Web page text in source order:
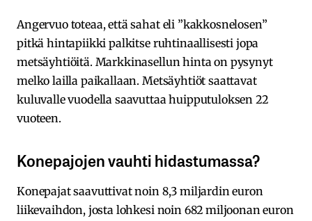
Angervuo toteaa, että sahat eli ”kakkosnelosen”
pitkä hintapiikki palkitse ruhtinaallisesti jopa
metsäyhtiöitä. Markkinasellun hinta on pysynyt
melko lailla paikallaan. Metsäyhtiöt saattavat
kuluvalle vuodella saavuttaa huipputuloksen 22
vuoteen.
Konepajojen vauhti hidastumassa?
Konepajat saavuttivat noin 8,3 miljardin euron
liikevaihdon, josta lohkesi noin 682 miljoonan euron